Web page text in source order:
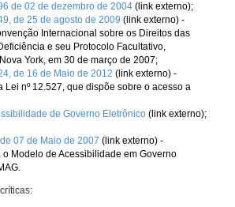
de 02 de dezembro de 2004 (link externo);
de 25 de agosto de 2009 (link externo) -
Internacional sobre os Direitos das
e seu Protocolo Facultativo,
York, em 30 de março de 2007;
de 16 de Maio de 2012 (link externo) -
Lei nº 12.527, que dispõe sobre o acesso a
de Governo Eletrônico (link externo);
07 de Maio de 2007 (link externo) -
o Modelo de Acessibilidade em Governo